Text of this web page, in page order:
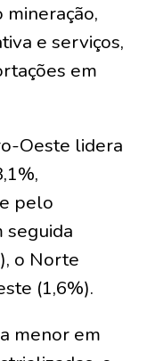
e serviços,
em
Oeste lidera
pelo
seguida
o Norte
(1,6%).
menor em